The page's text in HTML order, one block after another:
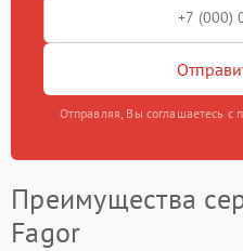
Отправляя, Вы соглашаетесь с
Преимущества
Fagor